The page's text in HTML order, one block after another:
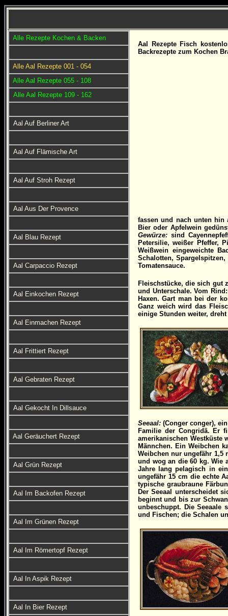
Alle Rezepte Kochen & Backen
Alle Aal Rezepte 001 - 054
Alle Aal Rezepte 055 - 108
Alle Aal Rezepte 109 - 162
Aal Auf Berliner Art
Aal Auf Flämische Art
Aal Auf Stroh Rezept
Aal Aus Der Provence
Aal Blau Rezept
Aal Carpaccio Rezept
Aal Einkochen Rezept
Aal Einmachen Rezept
Aal Frittiert Rezept
Aal Gebraten Rezept
Aal Gekocht In Dillsauce
Aal Geräuchert Rezept
Aal Grün Rezept
Aal Im Backofen Rezept
Aal Im Grünen Rezept
Aal Im Römertopf Rezept
Aal In Aspik Rezept
Aal In Bier Rezept
Aal
Rezepte Fisch
Backrezepte zum Kochen
fassen und nach unten hin
Bier oder Apfelwein
Gewürze: sind
Petersilie, weißer Pfeffer,
Weißwein eingeweichte
Schalotten, Spargelspitzen,
Tomatensauce.
Fleischstücke, die sich gut
und Unterschale. Vom
Haxen. Gart man bei der
Ganz weich wird das
einige Stunden weiter,
Seeaal: (Conger conger),
Familie der Congridä. Er
amerikanischen Westküste
Männchen. Ein Weibchen
Weibchen nur ungefähr 1,5
und wog an die 60 kg. Wie
Jahre lang pelagisch in
ungefähr 15 cm die echte
typische graubraune
Der Seeaal unterscheidet
beginnt und bis zur
unbeschuppt. Die Seeaale
und Fischen; die Schalen